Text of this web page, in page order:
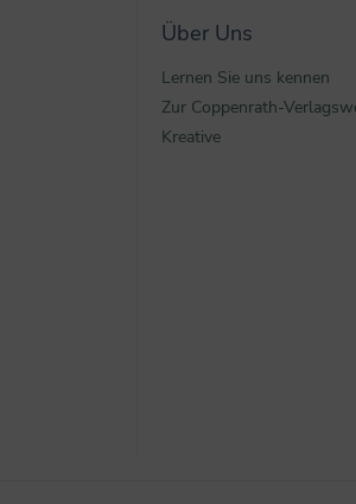
Über Uns
Lernen Sie uns kennen
Zur Coppenrath-
Kreative